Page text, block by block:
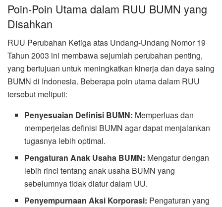
Poin-Poin Utama dalam RUU BUMN yang
Disahkan
RUU Perubahan Ketiga atas Undang-Undang Nomor 19
Tahun 2003 ini membawa sejumlah perubahan penting,
yang bertujuan untuk meningkatkan kinerja dan daya saing
BUMN di Indonesia. Beberapa poin utama dalam RUU
tersebut meliputi:
Penyesuaian Definisi BUMN: Memperluas dan
memperjelas definisi BUMN agar dapat menjalankan
tugasnya lebih optimal.
Pengaturan Anak Usaha BUMN: Mengatur dengan
lebih rinci tentang anak usaha BUMN yang
sebelumnya tidak diatur dalam UU.
Penyempurnaan Aksi Korporasi: Pengaturan yang